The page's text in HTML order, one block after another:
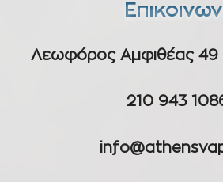
Λεωφόρος Αμφιθέας 49
210 943